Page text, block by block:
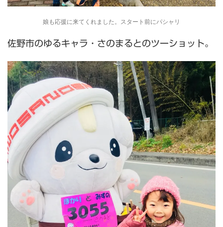
娘も応援に来てくれました。スタート前にパシャリ
佐野市のゆるキャラ・さのまるとのツーショット。